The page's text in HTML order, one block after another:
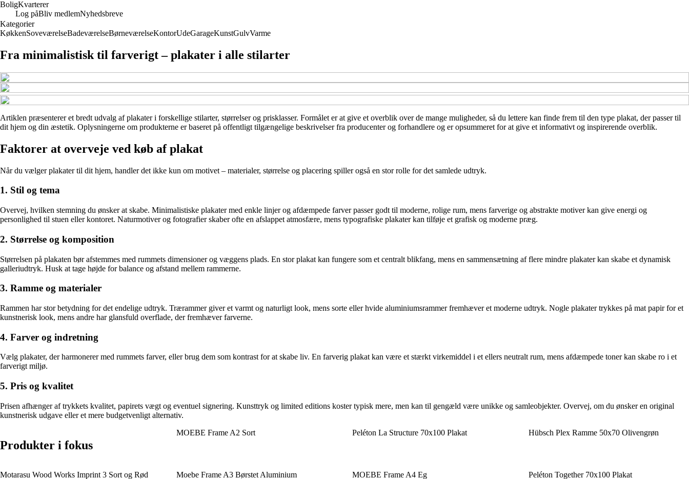
BoligKvarterer
Log påBliv medlemNyhedsbreve
Kategorier
KøkkenSoveværelseBadeværelseBørneværelseKontorUdeGarageKunstGulvVarme
Fra minimalistisk til farverigt – plakater i alle stilarter
Artiklen præsenterer et bredt udvalg af plakater i forskellige stilarter, størrelser og prisklasser. Formålet er at give et overblik over de mange muligheder, så du lettere kan finde frem til den type plakat, der passer til
dit hjem og din æstetik. Oplysningerne om produkterne er baseret på offentligt tilgængelige beskrivelser fra producenter og forhandlere og er opsummeret for at give et informativt og inspirerende overblik.
Faktorer at overveje ved køb af plakat
Når du vælger plakater til dit hjem, handler det ikke kun om motivet – materialer, størrelse og placering spiller også en stor rolle for det samlede udtryk.
1. Stil og tema
Overvej, hvilken stemning du ønsker at skabe. Minimalistiske plakater med enkle linjer og afdæmpede farver passer godt til moderne, rolige rum, mens farverige og abstrakte motiver kan give energi og
personlighed til stuen eller kontoret. Naturmotiver og fotografier skaber ofte en afslappet atmosfære, mens typografiske plakater kan tilføje et grafisk og moderne præg.
2. Størrelse og komposition
Størrelsen på plakaten bør afstemmes med rummets dimensioner og væggens plads. En stor plakat kan fungere som et centralt blikfang, mens en sammensætning af flere mindre plakater kan skabe et dynamisk
galleriudtryk. Husk at tage højde for balance og afstand mellem rammerne.
3. Ramme og materialer
Rammen har stor betydning for det endelige udtryk. Trærammer giver et varmt og naturligt look, mens sorte eller hvide aluminiumsrammer fremhæver et moderne udtryk. Nogle plakater trykkes på mat papir for et
kunstnerisk look, mens andre har glansfuld overflade, der fremhæver farverne.
4. Farver og indretning
Vælg plakater, der harmonerer med rummets farver, eller brug dem som kontrast for at skabe liv. En farverig plakat kan være et stærkt virkemiddel i et ellers neutralt rum, mens afdæmpede toner kan skabe ro i et
farverigt miljø.
5. Pris og kvalitet
Prisen afhænger af trykkets kvalitet, papirets vægt og eventuel signering. Kunsttryk og limited editions koster typisk mere, men kan til gengæld være unikke og samleobjekter. Overvej, om du ønsker en original
kunstnerisk udgave eller et mere budgetvenligt alternativ.
Produkter i fokus
MOEBE Frame A2 Sort Peléton La Structure 70x100 Plakat Hübsch Plex Ramme 50x70 Olivengrøn
Motarasu Wood Works Imprint 3 Sort og Rød Moebe Frame A3 Børstet Aluminium MOEBE Frame A4 Eg
Peléton Together 70x100 Plakat